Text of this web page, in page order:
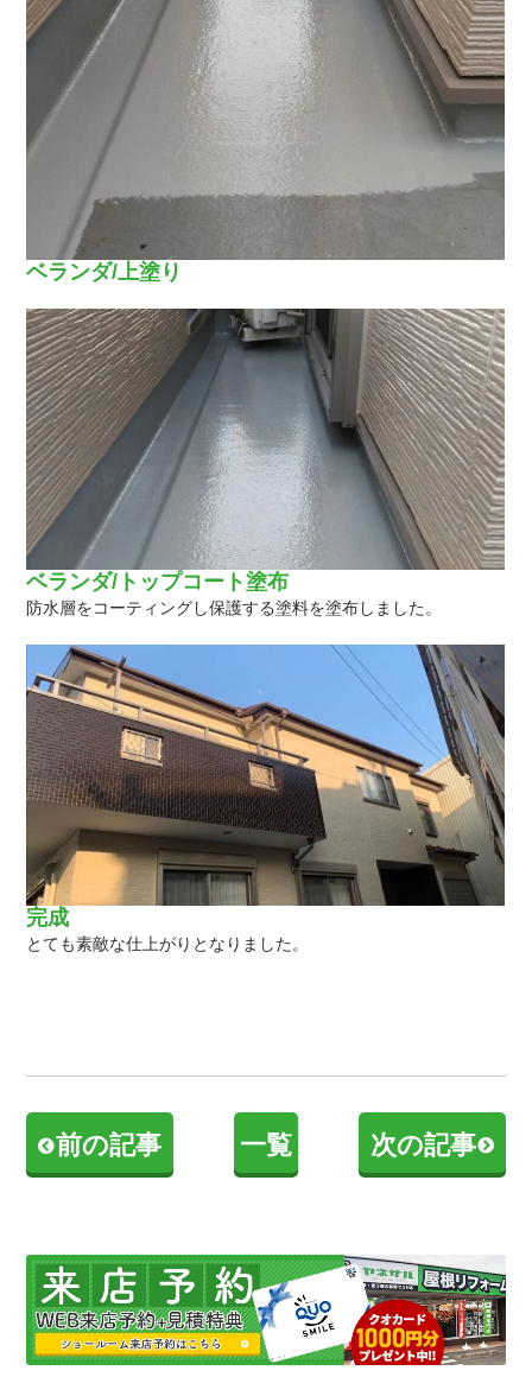
ベランダ/上塗り
ベランダ/トップコート塗布
防水層をコーティングし保護する塗料を塗布しました。
完成
とても素敵な仕上がりとなりました。
前の記事 一覧 次の記事